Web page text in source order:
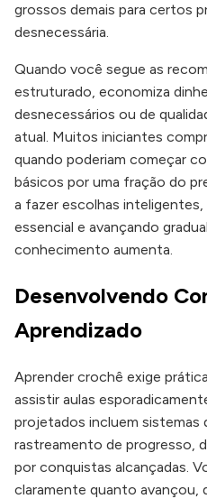
grossos demais para certos
desnecessária.
Quando você segue as
estruturado, economiza
desnecessários ou de
atual. Muitos iniciantes
quando poderiam começar
básicos por uma fração do
a fazer escolhas inteligentes,
essencial e avançando
conhecimento aumenta.
Desenvolvendo
Aprendizado
Aprender crochê exige
assistir aulas
projetados incluem sistemas
rastreamento de progresso,
por conquistas alcançadas.
claramente quanto avançou,